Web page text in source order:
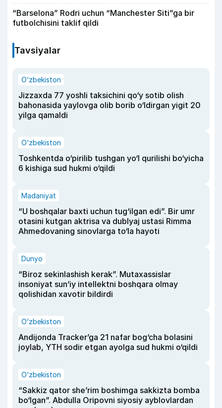
“Barselona” Rodri uchun “Manchester Siti”ga bir
futbolchisini taklif qildi
Tavsiyalar
O‘zbekiston
Jizzaxda 77 yoshli taksichini qo‘y sotib olish
bahonasida yaylovga olib borib o‘ldirgan yigit 20
yilga qamaldi
O‘zbekiston
Toshkentda o‘pirilib tushgan yo‘l qurilishi bo‘yicha
6 kishiga sud hukmi o‘qildi
Madaniyat
“U boshqalar baxti uchun tug‘ilgan edi”. Bir umr
otasini kutgan aktrisa va dublyaj ustasi Rimma
Ahmedovaning sinovlarga to‘la hayoti
Dunyo
“Biroz sekinlashish kerak”. Mutaxassislar
insoniyat sun’iy intellektni boshqara olmay
qolishidan xavotir bildirdi
O‘zbekiston
Andijonda Tracker’ga 21 nafar bog‘cha bolasini
joylab, YTH sodir etgan ayolga sud hukmi o‘qildi
O‘zbekiston
“Sakkiz qator she’rim boshimga sakkizta bomba
bo‘lgan”. Abdulla Oripovni siyosiy ayblovlardan